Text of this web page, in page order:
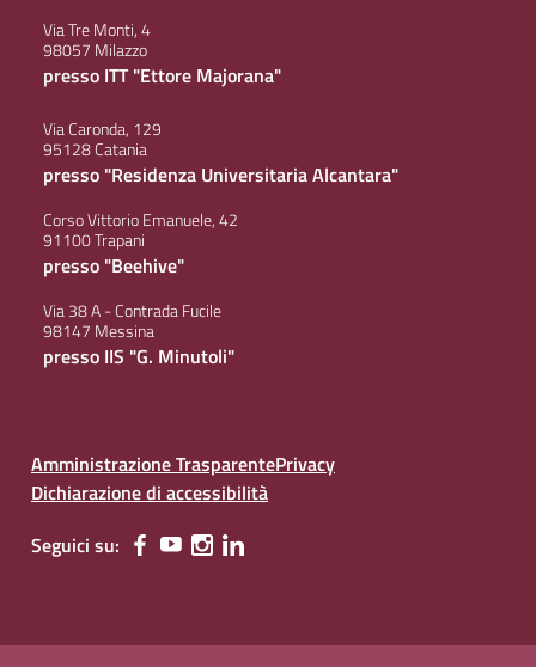
Via Tre Monti, 4
98057 Milazzo
presso ITT "Ettore Majorana"
Via Caronda, 129
95128 Catania
presso "Residenza Universitaria Alcantara"
Corso Vittorio Emanuele, 42
91100 Trapani
presso "Beehive"
Via 38 A - Contrada Fucile
98147 Messina
presso IIS "G. Minutoli"
Amministrazione TrasparentePrivacy
Dichiarazione di accessibilità
Seguici su: